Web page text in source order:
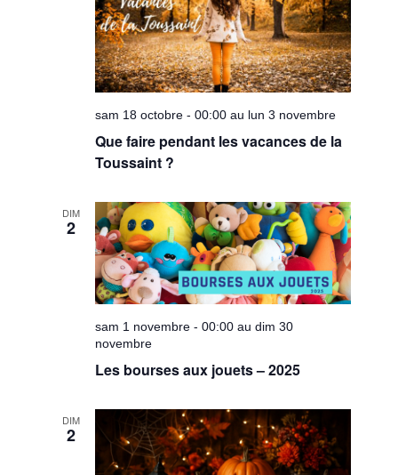
sam 18 octobre - 00:00 au lun 3 novembre
Que faire pendant les vacances de la
Toussaint ?
DIM
2
sam 1 novembre - 00:00 au dim 30
novembre
Les bourses aux jouets – 2025
DIM
2